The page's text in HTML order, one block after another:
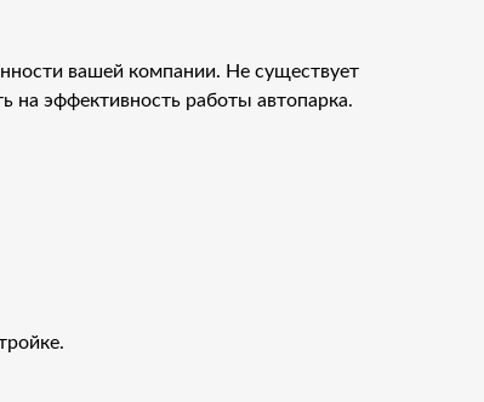
вашей компании. Не существует
на эффективность работы автопарка.